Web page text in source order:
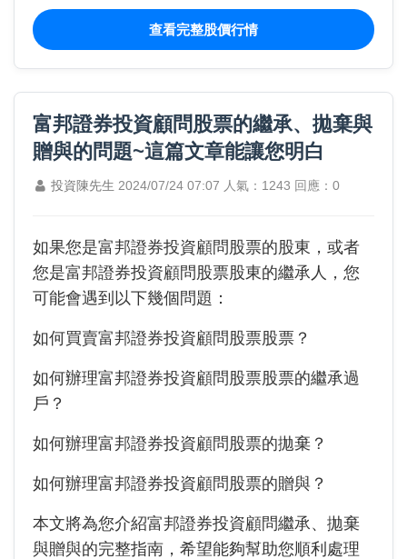
查看完整股價行情
富邦證券投資顧問股票的繼承、拋棄與
贈與的問題~這篇文章能讓您明白
投資陳先生 2024/07/24 07:07 人氣：1243 回應：0
如果您是富邦證券投資顧問股票的股東，或者
您是富邦證券投資顧問股票股東的繼承人，您
可能會遇到以下幾個問題：
如何買賣富邦證券投資顧問股票股票？
如何辦理富邦證券投資顧問股票股票的繼承過
戶？
如何辦理富邦證券投資顧問股票的拋棄？
如何辦理富邦證券投資顧問股票的贈與？
本文將為您介紹富邦證券投資顧問繼承、拋棄
與贈與的完整指南，希望能夠幫助您順利處理